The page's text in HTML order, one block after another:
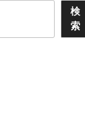
検
索